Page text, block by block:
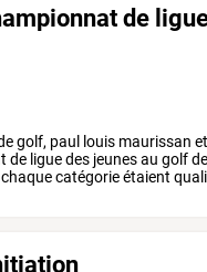
de
golf, paul louis maurissan et
de liguedes jeunesau golfde
chaquecatégorieétaient